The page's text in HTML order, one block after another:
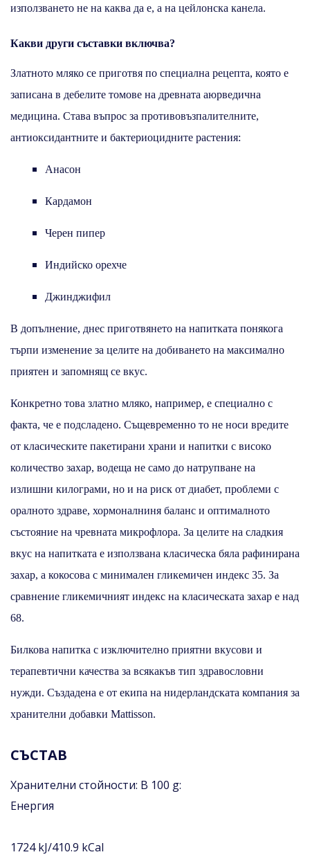
използването не на каква да е, а на цейлонска канела.
Какви други съставки включва?
Златното мляко се приготвя по специална рецепта, която е
записана в дебелите томове на древната аюрведична
медицина. Става въпрос за противовъзпалителните,
антиоксидантните и бактериоцидните растения:
Анасон
Кардамон
Черен пипер
Индийско орехче
Джинджифил
В допълнение, днес приготвянето на напитката понякога
търпи изменение за целите на добиването на максимално
приятен и запомнящ се вкус.
Конкретно това златно мляко, например, е специално с
факта, че е подсладено. Същевременно то не носи вредите
от класическите пакетирани храни и напитки с високо
количество захар, водеща не само до натрупване на
излишни килограми, но и на риск от диабет, проблеми с
оралното здраве, хормоналниня баланс и оптималното
състояние на чревната микрофлора. За целите на сладкия
вкус на напитката е използвана класическа бяла рафинирана
захар, а кокосова с минимален гликемичен индекс 35. За
сравнение гликемичният индекс на класическата захар е над
68.
Билкова напитка с изключително приятни вкусови и
терапевтични качества за всякакъв тип здравословни
нужди. Създадена е от екипа на нидерландската компания за
хранителни добавки Mattisson.
СЪСТАВ
Хранителни стойности: В 100 g:
Енергия
1724 kJ/410.9 kCal